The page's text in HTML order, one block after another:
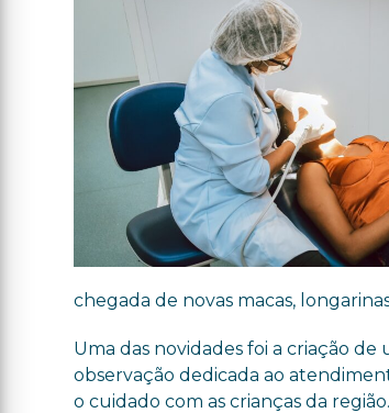
chegada de novas macas,
Uma das novidades foi a criação de
observação dedicada ao
o cuidado com as crianças da